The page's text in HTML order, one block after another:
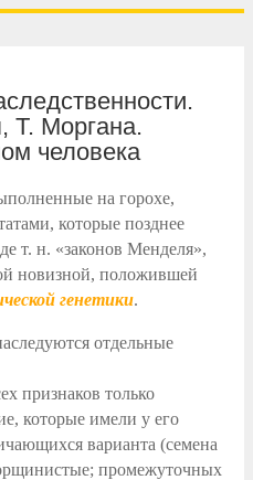
Т. Моргана.
человека
на горохе,
которые позднее
т. н. «законов Менделя»,
новизной, положившей
генетики.
отдельные
признаков только
которые имели у его
варианта (семена
промежуточных